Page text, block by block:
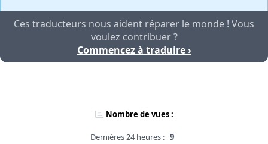
Ces traducteurs nous aident réparer le monde ! Vous
voulez contribuer ?
Commencez à traduire ›
Nombre de vues :
Dernières 24 heures : 9